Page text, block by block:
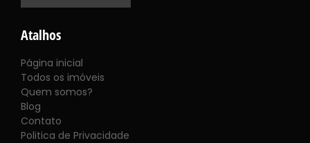
Atalhos
Página inicial
Todos os imóveis
Quem somos?
Blog
Contato
Politica de Privacidade